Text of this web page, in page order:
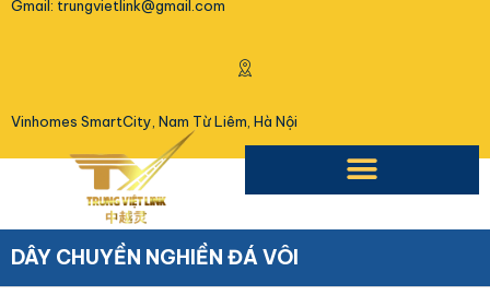
Gmail: trungvietlink@gmail.com
Vinhomes SmartCity, Nam Từ Liêm, Hà Nội
DÂY CHUYỀN NGHIỀN ĐÁ VÔI